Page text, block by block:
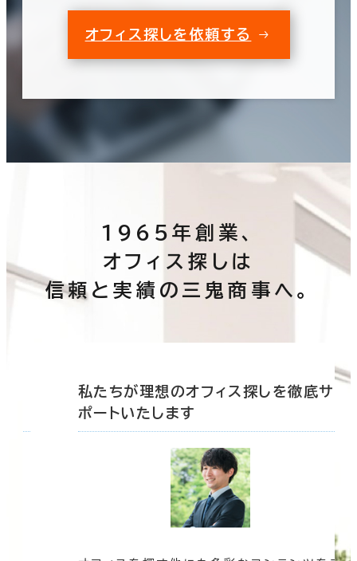
オフィス探しを依頼する
1965年創業、
オフィス探しは
信頼と実績の三鬼商事へ。
私たちが理想のオフィス探しを徹底サ
ポートいたします